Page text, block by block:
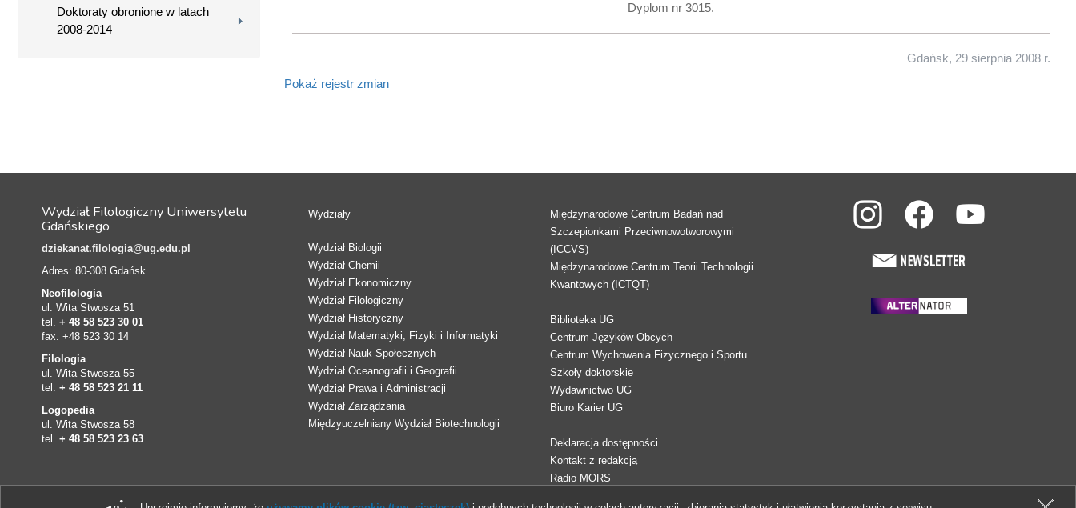
Doktoraty obronione w latach
2008-2014
Dyplom nr 3015.
Gdańsk, 29 sierpnia 2008 r.
Pokaż rejestr zmian
Wydział Filologiczny Uniwersytetu
Gdańskiego
dziekanat.filologia@ug.edu.pl
Adres: 80-308 Gdańsk
Neofilologia
ul. Wita Stwosza 51
tel. + 48 58 523 30 01
fax. +48 523 30 14
Filologia
ul. Wita Stwosza 55
tel. + 48 58 523 21 11
Logopedia
ul. Wita Stwosza 58
tel. + 48 58 523 23 63
Wydziały
Wydział Biologii
Wydział Chemii
Wydział Ekonomiczny
Wydział Filologiczny
Wydział Historyczny
Wydział Matematyki, Fizyki i Informatyki
Wydział Nauk Społecznych
Wydział Oceanografii i Geografii
Wydział Prawa i Administracji
Wydział Zarządzania
Międzyuczelniany Wydział Biotechnologii
Międzynarodowe Centrum Badań nad
Szczepionkami Przeciwnowotworowymi
(ICCVS)
Międzynarodowe Centrum Teorii Technologii
Kwantowych (ICTQT)
Biblioteka UG
Centrum Języków Obcych
Centrum Wychowania Fizycznego i Sportu
Szkoły doktorskie
Wydawnictwo UG
Biuro Karier UG
Deklaracja dostępności
Kontakt z redakcją
Radio MORS